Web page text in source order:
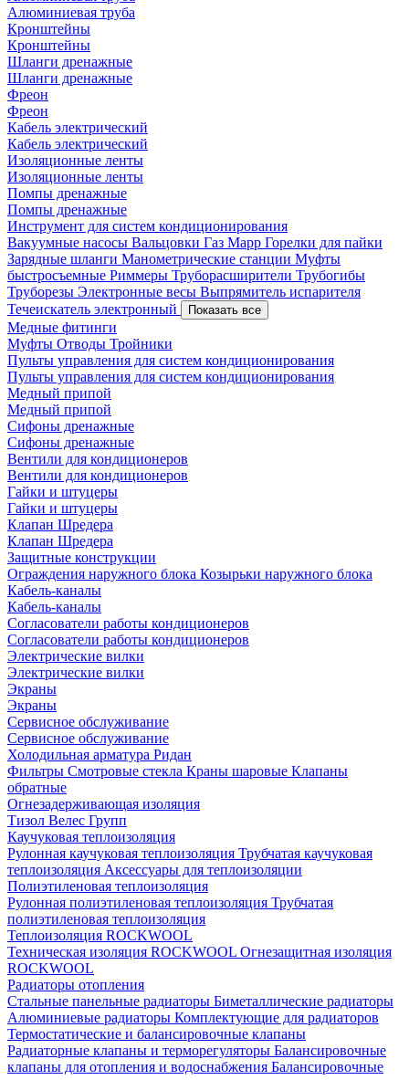
Алюминиевая труба
Кронштейны
Кронштейны
Шланги дренажные
Шланги дренажные
Фреон
Фреон
Кабель электрический
Кабель электрический
Изоляционные ленты
Изоляционные ленты
Помпы дренажные
Помпы дренажные
Инструмент для систем кондиционирования
Вакуумные насосы Вальцовки Газ Mapp Горелки для пайки
Зарядные шланги Манометрические станции Муфты
быстросъемные Риммеры Труборасширители Трубогибы
Труборезы Электронные весы Выпрямитель испарителя
Течеискатель электронный
Показать все
Медные фитинги
Муфты Отводы Тройники
Пульты управления для систем кондиционирования
Пульты управления для систем кондиционирования
Медный припой
Медный припой
Сифоны дренажные
Сифоны дренажные
Вентили для кондиционеров
Вентили для кондиционеров
Гайки и штуцеры
Гайки и штуцеры
Клапан Шредера
Клапан Шредера
Защитные конструкции
Ограждения наружного блока Козырьки наружного блока
Кабель-каналы
Кабель-каналы
Согласователи работы кондиционеров
Согласователи работы кондиционеров
Электрические вилки
Электрические вилки
Экраны
Экраны
Сервисное обслуживание
Сервисное обслуживание
Холодильная арматура Ридан
Фильтры Смотровые стекла Краны шаровые Клапаны
обратные
Огнезадерживающая изоляция
Тизол Велес Групп
Каучуковая теплоизоляция
Рулонная каучуковая теплоизоляция Трубчатая каучуковая
теплоизоляция Аксессуары для теплоизоляции
Полиэтиленовая теплоизоляция
Рулонная полиэтиленовая теплоизоляция Трубчатая
полиэтиленовая теплоизоляция
Теплоизоляция ROCKWOOL
Техническая изоляция ROCKWOOL Огнезащитная изоляция
ROCKWOOL
Радиаторы отопления
Стальные панельные радиаторы Биметаллические радиаторы
Алюминиевые радиаторы Комплектующие для радиаторов
Термостатические и балансировочные клапаны
Радиаторные клапаны и терморегуляторы Балансировочные
клапаны для отопления и водоснабжения Балансировочные